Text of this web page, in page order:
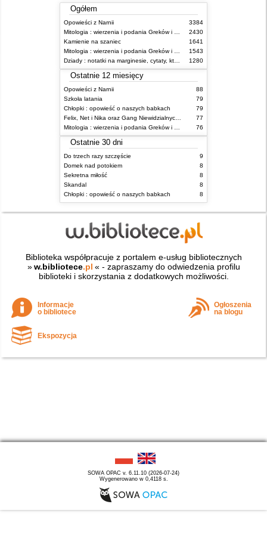
Ogółem
Opowieści z Narnii
3384
Mitologia : wierzenia i podania Greków i Rzymian
2430
Kamienie na szaniec
1641
Mitologia : wierzenia i podania Greków i Rzymian
1543
Dziady : notatki na marginesie, cytaty, które warto znać, streszczenie
1280
Ostatnie 12 miesięcy
Opowieści z Narnii
88
Szkoła latania
79
Chłopki : opowieść o naszych babkach
79
Felix, Net i Nika oraz Gang Niewidzialnych Ludzi
77
Mitologia : wierzenia i podania Greków i Rzymian
76
Ostatnie 30 dni
Do trzech razy szczęście
9
Domek nad potokiem
8
Sekretna miłość
8
Skandal
8
Chłopki : opowieść o naszych babkach
8
Biblioteka współpracuje z portalem e-usług bibliotecznych
» w.bibliotece.pl « - zapraszamy do odwiedzenia profilu
biblioteki i skorzystania z dodatkowych możliwości.
Informacje
o bibliotece
Ogłoszenia
na blogu
Ekspozycja
SOWA OPAC v. 6.11.10 (2026-07-24)
Wygenerowano w 0,4118 s.